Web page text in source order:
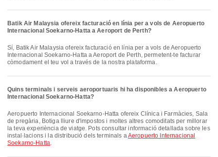
Batik Air Malaysia ofereix facturació en línia per a vols de Aeropuerto
Internacional Soekarno-Hatta a Aeroport de Perth?
Sí, Batik Air Malaysia ofereix facturació en línia per a vols de Aeropuerto
Internacional Soekarno-Hatta a Aeroport de Perth, permetent-te facturar
còmodament el teu vol a través de la nostra plataforma.
Quins terminals i serveis aeroportuaris hi ha disponibles a Aeropuerto
Internacional Soekarno-Hatta?
Aeropuerto Internacional Soekarno-Hatta ofereix Clínica i Farmàcies, Sala
de pregària, Botiga lliure d'impostos i moltes altres comoditats per millorar
la teva experiència de viatge. Pots consultar informació detallada sobre les
instal·lacions i la distribució dels terminals aAeropuerto Internacional
Soekarno-Hatta.